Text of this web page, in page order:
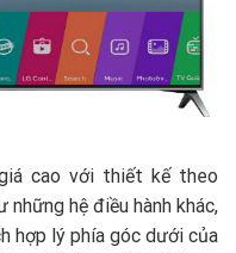
cao với thiết kế theo
hệ điều hành khác,
hợp lý phía góc dưới của